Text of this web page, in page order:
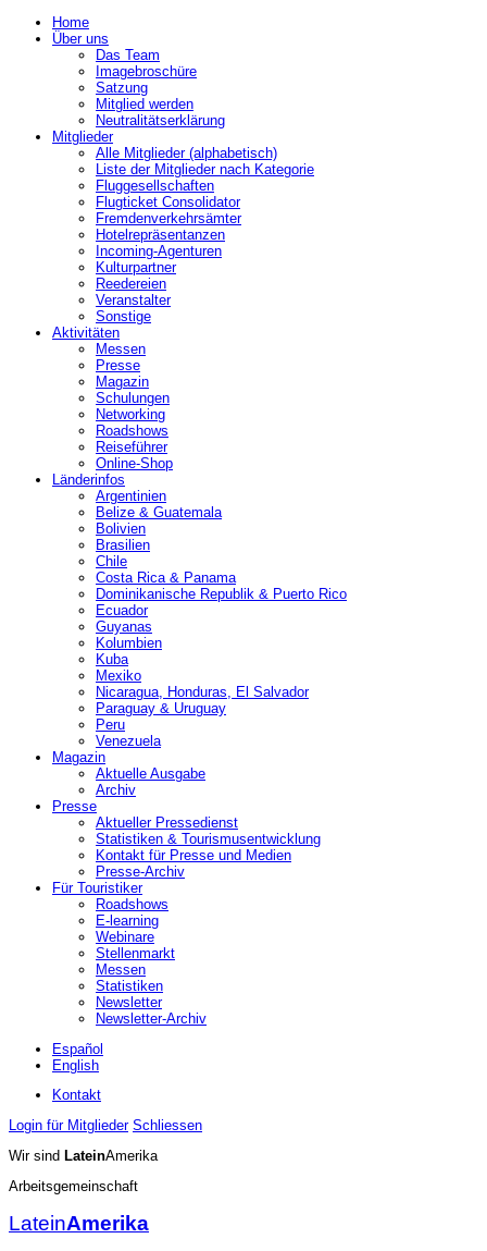
Home
Über uns
Das Team
Imagebroschüre
Satzung
Mitglied werden
Neutralitätserklärung
Mitglieder
Alle Mitglieder (alphabetisch)
Liste der Mitglieder nach Kategorie
Fluggesellschaften
Flugticket Consolidator
Fremdenverkehrsämter
Hotelrepräsentanzen
Incoming-Agenturen
Kulturpartner
Reedereien
Veranstalter
Sonstige
Aktivitäten
Messen
Presse
Magazin
Schulungen
Networking
Roadshows
Reiseführer
Online-Shop
Länderinfos
Argentinien
Belize & Guatemala
Bolivien
Brasilien
Chile
Costa Rica & Panama
Dominikanische Republik & Puerto Rico
Ecuador
Guyanas
Kolumbien
Kuba
Mexiko
Nicaragua, Honduras, El Salvador
Paraguay & Uruguay
Peru
Venezuela
Magazin
Aktuelle Ausgabe
Archiv
Presse
Aktueller Pressedienst
Statistiken & Tourismusentwicklung
Kontakt für Presse und Medien
Presse-Archiv
Für Touristiker
Roadshows
E-learning
Webinare
Stellenmarkt
Messen
Statistiken
Newsletter
Newsletter-Archiv
Español
English
Kontakt
Login für Mitglieder Schliessen
Wir sind LateinAmerika
Arbeitsgemeinschaft
LateinAmerika